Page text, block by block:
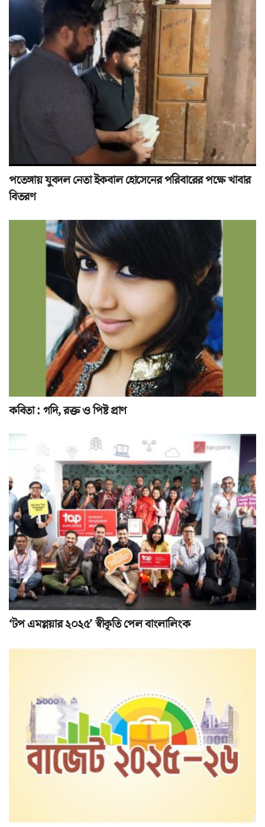
পতেঙ্গায় যুবদল নেতা ইকবাল হোসেনের পরিবারের পক্ষে খাবার
বিতরণ
কবিতা : গদি, রক্ত ও পিষ্ট প্রাণ
‘টপ এমপ্লয়ার ২০২৫’ স্বীকৃতি পেল বাংলালিংক